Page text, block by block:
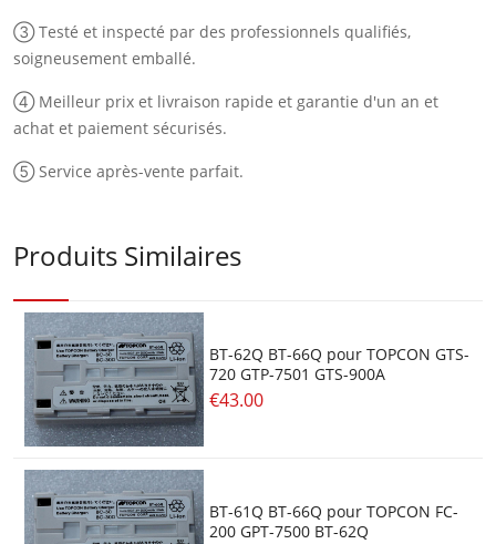
③ Testé et inspecté par des professionnels qualifiés,
soigneusement emballé.
④ Meilleur prix et livraison rapide et garantie d'un an et
achat et paiement sécurisés.
⑤ Service après-vente parfait.
Produits Similaires
BT-62Q BT-66Q pour TOPCON GTS-
720 GTP-7501 GTS-900A
€43.00
BT-61Q BT-66Q pour TOPCON FC-
200 GPT-7500 BT-62Q